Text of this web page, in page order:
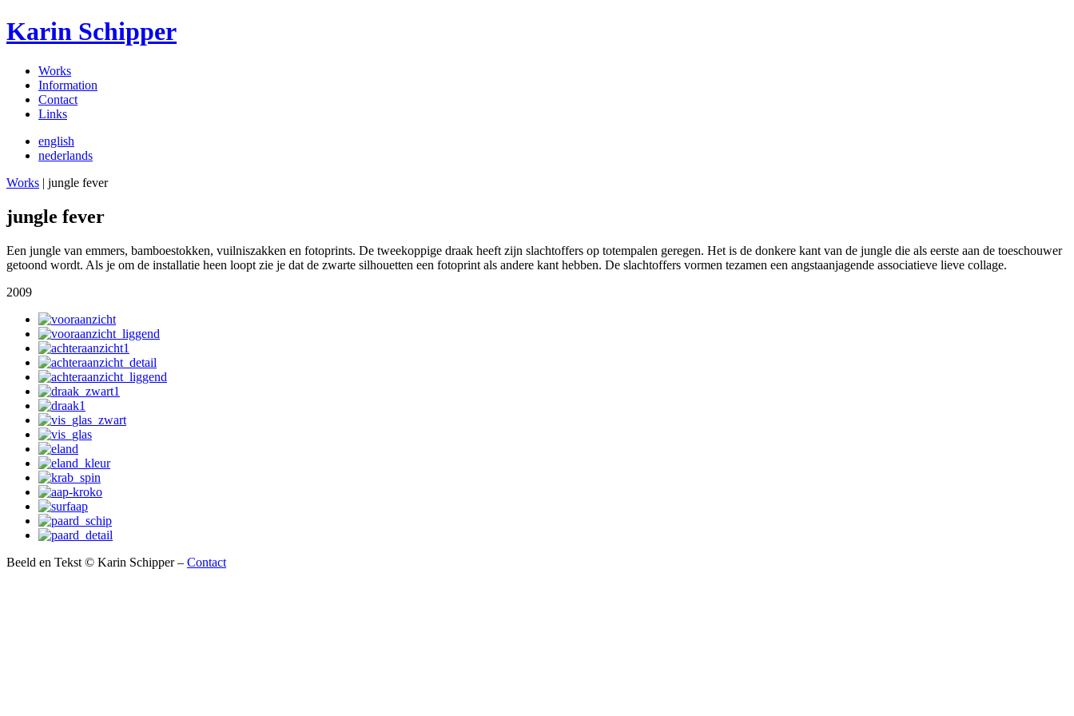
Karin Schipper
Works
Information
Contact
Links
english
nederlands
Works | jungle fever
jungle fever
Een jungle van emmers, bamboestokken, vuilniszakken en fotoprints. De tweekoppige draak heeft zijn slachtoffers op totempalen geregen. Het is de donkere kant van de jungle die als eerste aan de toeschouwer
getoond wordt. Als je om de installatie heen loopt zie je dat de zwarte silhouetten een fotoprint als andere kant hebben. De slachtoffers vormen tezamen een angstaanjagende associatieve lieve collage.
2009
Beeld en Tekst © Karin Schipper – Contact